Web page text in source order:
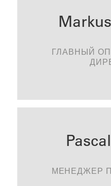
ГЛАВНЫЙ
МЕНЕДЖЕР